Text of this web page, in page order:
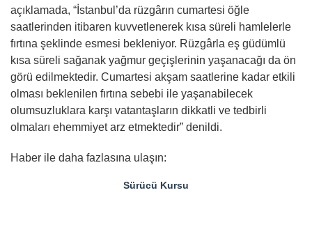
açıklamada, “İstanbul’da rüzgârın cumartesi öğle
saatlerinden itibaren kuvvetlenerek kısa süreli hamlelerle
fırtına şeklinde esmesi bekleniyor. Rüzgârla eş güdümlü
kısa süreli sağanak yağmur geçişlerinin yaşanacağı da ön
görü edilmektedir. Cumartesi akşam saatlerine kadar etkili
olması beklenilen fırtına sebebi ile yaşanabilecek
olumsuzluklara karşı vatantaşların dikkatli ve tedbirli
olmaları ehemmiyet arz etmektedir” denildi.
Haber ile daha fazlasına ulaşın:
Sürücü Kursu